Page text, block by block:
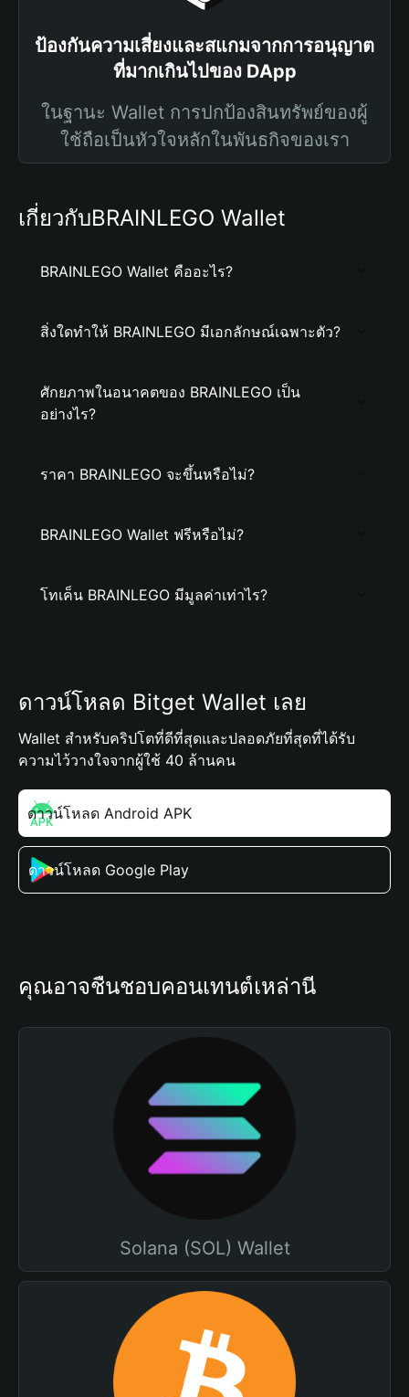
ป้องกันความเสี่ยงและสแกมจากการอนุญาต
ที่มากเกินไปของ DApp
ในฐานะ Wallet การปกป้องสินทรัพย์ของผู้
ใช้ถือเป็นหัวใจหลักในพันธกิจของเรา
เกี่ยวกับBRAINLEGO Wallet
BRAINLEGO Wallet คืออะไร?
สิ่งใดทำให้ BRAINLEGO มีเอกลักษณ์เฉพาะตัว?
ศักยภาพในอนาคตของ BRAINLEGO เป็น
อย่างไร?
ราคา BRAINLEGO จะขึ้นหรือไม่?
BRAINLEGO Wallet ฟรีหรือไม่?
โทเค็น BRAINLEGO มีมูลค่าเท่าไร?
ดาวน์โหลด Bitget Wallet เลย
Wallet สำหรับคริปโตที่ดีที่สุดและปลอดภัยที่สุดที่ได้รับ
ความไว้วางใจจากผู้ใช้ 40 ล้านคน
ดาวน์โหลด Android APK
ดาวน์โหลด Google Play
คุณอาจชื่นชอบคอนเทนต์เหล่านี้
Solana (SOL) Wallet